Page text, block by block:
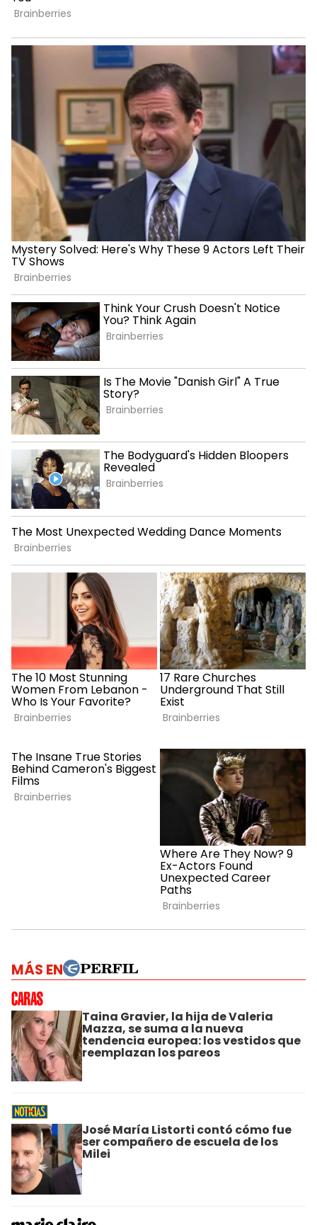
MÁS EN
Taina Gravier, la hija de Valeria
Mazza, se suma a la nueva
tendencia europea: los vestidos que
reemplazan los pareos
José María Listorti contó cómo fue
ser compañero de escuela de los
Milei